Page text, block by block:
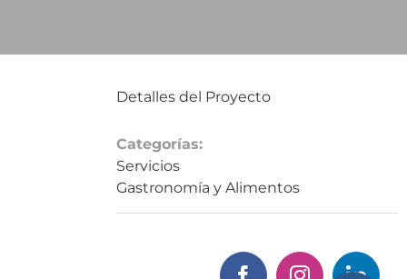
Detalles del Proyecto
Categorías:
Servicios
Gastronomía y Alimentos